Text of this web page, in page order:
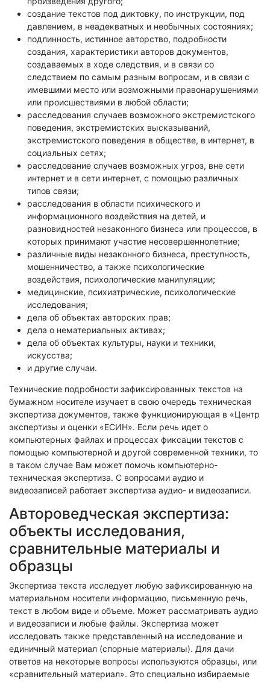
создание текстов под диктовку, по инструкции, под
давлением, в неадекватных и необычных состояниях;
подлинность, истинное авторство, подробности
создания, характеристики авторов документов,
создаваемых в ходе следствия, и в связи со
следствием по самым разным вопросам, и в связи с
имевшими место или возможными правонарушениями
или происшествиями в любой области;
расследования случаев возможного экстремистского
поведения, экстремистских высказываний,
экстремистского поведения в обществе, в интернет, в
социальных сетях;
расследование случаев возможных угроз, вне сети
интернет и в сети интернет, с помощью различных
типов связи;
расследования в области психического и
информационного воздействия на детей, и
разновидностей незаконного бизнеса или процессов, в
которых принимают участие несовершеннолетние;
различные виды незаконного бизнеса, преступность,
мошенничество, а также психологические
воздействия, психологические манипуляции;
медицинские, психиатрические, психологические
исследования;
дела об объектах авторских прав;
дела о нематериальных активах;
дела об объектах культуры, науки и техники,
искусства;
и другие случаи.
Технические подробности зафиксированных текстов на
бумажном носителе изучает в свою очередь техническая
экспертиза документов, также функционирующая в «Центр
экспертизы и оценки «ЕСИН». Если речь идет о
компьютерных файлах и процессах фиксации текстов с
помощью компьютерной и другой современной техники, то
в таком случае Вам может помочь компьютерно-
техническая экспертиза. С вопросами аудио и
видеозаписей работает экспертиза аудио- и видеозаписи.
Автороведческая экспертиза:
объекты исследования,
сравнительные материалы и
образцы
Экспертиза текста исследует любую зафиксированную на
материальном носители информацию, письменную речь,
текст в любом виде и объеме. Может рассматривать аудио
и видеозаписи и любые файлы. Экспертиза может
исследовать также представленный на исследование и
единичный материал (спорные материалы). Для дачи
ответов на некоторые вопросы используются образцы, или
«сравнительный материал». Это специально избираемые